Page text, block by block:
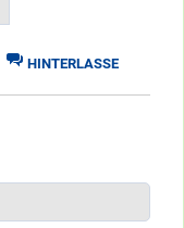
Schule,
HINTERLASSE